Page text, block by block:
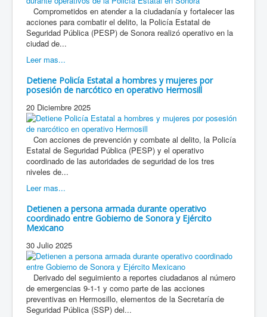
Comprometidos en atender a la ciudadanía y fortalecer las
acciones para combatir el delito, la Policía Estatal de
Seguridad Pública (PESP) de Sonora realizó operativo en la
ciudad de...
Leer mas...
Detiene Policía Estatal a hombres y mujeres por
posesión de narcótico en operativo Hermosill
20 Diciembre 2025
Con acciones de prevención y combate al delito, la Policía
Estatal de Seguridad Pública (PESP) y el operativo
coordinado de las autoridades de seguridad de los tres
niveles de...
Leer mas...
Detienen a persona armada durante operativo
coordinado entre Gobierno de Sonora y Ejército
Mexicano
30 Julio 2025
Derivado del seguimiento a reportes ciudadanos al número
de emergencias 9-1-1 y como parte de las acciones
preventivas en Hermosillo, elementos de la Secretaría de
Seguridad Pública (SSP) del...